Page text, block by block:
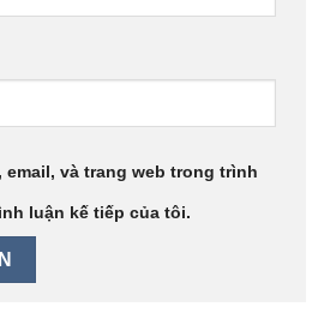
và trang web trong trình
luận kế tiếp của tôi.